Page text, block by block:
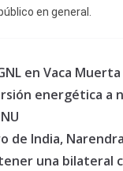
en general.
en Vaca
energética a
de India,
una bilateral